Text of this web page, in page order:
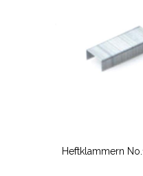
Heftklammern